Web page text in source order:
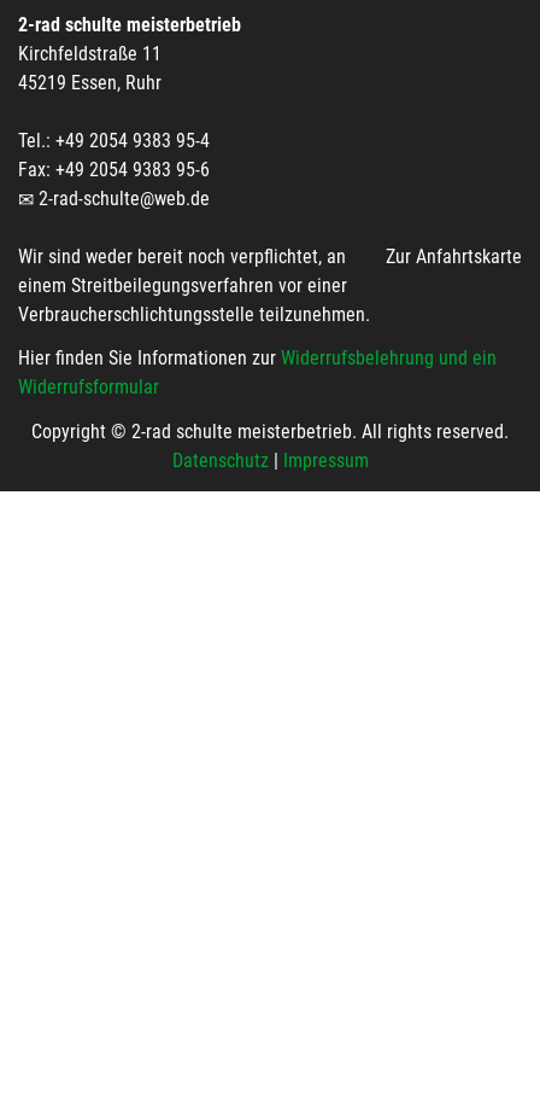
2-rad schulte meisterbetrieb
Kirchfeldstraße 11
45219 Essen, Ruhr
Tel.: +49 2054 9383 95-4
Fax: +49 2054 9383 95-6
2-rad-schulte@web.de
Zur Anfahrtskarte
Wir sind weder bereit noch verpflichtet, an
einem Streitbeilegungsverfahren vor einer
Verbraucherschlichtungsstelle teilzunehmen.
Hier finden Sie Informationen zur Widerrufsbelehrung und ein
Widerrufsformular
Copyright © 2-rad schulte meisterbetrieb. All rights reserved.
Datenschutz| Impressum